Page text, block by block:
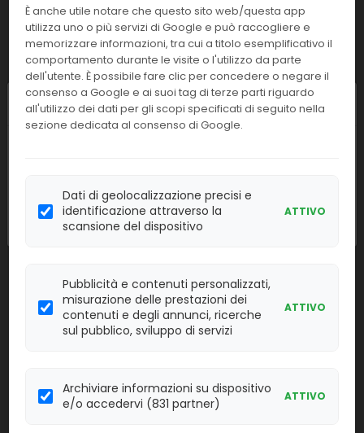
310370 LIAISON Cardiolipin IgG
Confezione:
50 det.
Linea:
IMM
Effettua ilLOGINper acquistare.
Confezione:
2x2x0,6 ml
Linea:
IMM
310380 LIAISON Cardiolipin IgM
Confezione:
Linea:
Effettua ilLOGINper acquistare.
È anche utile notare che questo sito web/questa app
utilizza uno o più servizi di Google e può raccogliere e
memorizzare informazioni, tra cui a titolo esemplificativo il
comportamento durante le visite o l'utilizzo da parte
dell'utente. È possibile fare clic per concedere o negare il
consenso a Google e ai suoi tag di terze parti riguardo
all'utilizzo dei dati per gli scopi specificati di seguito nella
sezione dedicata al consenso di Google.
Dati di geolocalizzazione precisi e
identificazione attraverso la
scansione del dispositivo
ATTIVO
Pubblicità e contenuti personalizzati,
misurazione delle prestazioni dei
contenuti e degli annunci, ricerche
sul pubblico, sviluppo di servizi
ATTIVO
Archiviare informazioni su dispositivo
e/o accedervi (831 partner)
ATTIVO
Chiusura estiva
riprenderanno regolarmente
agosto.